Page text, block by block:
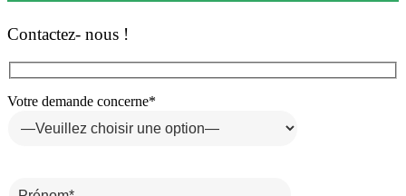
Contactez- nous !
Votre demande concerne*